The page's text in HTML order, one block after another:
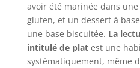
avoir été marinée dans
gluten, et un dessert à
une base biscuitée. La
intitulé de platest une
systématiquement, même